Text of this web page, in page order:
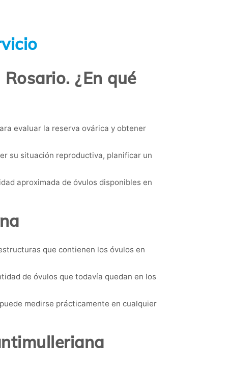
¿En qué
evaluar la reserva ovárica y obtener
su situación reproductiva, planificar un
aproximada de óvulos disponibles en
que contienen los óvulos en
de óvulos que todavía quedan en los
medirse prácticamente en cualquier